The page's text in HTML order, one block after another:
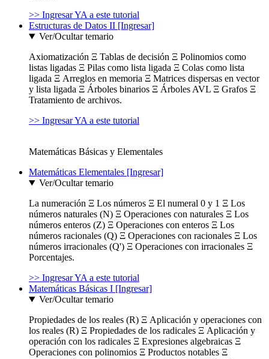
>> Ingresar YA a este tutorial
Estructuras de Datos II [Ingresar]
Ver/Ocultar temario
Axiomatización Ξ Tablas de decisión Ξ Polinomios como
listas ligadas Ξ Pilas como lista ligada Ξ Colas como lista
ligada Ξ Arreglos en memoria Ξ Matrices dispersas en vector
y lista ligada Ξ Árboles binarios Ξ Árboles AVL Ξ Grafos Ξ
Tratamiento de archivos.
>> Ingresar YA a este tutorial
Matemáticas Básicas y Elementales
Matemáticas Elementales [Ingresar]
Ver/Ocultar temario
La numeración Ξ Los números Ξ El numeral 0 y 1 Ξ Los
números naturales (N) Ξ Operaciones con naturales Ξ Los
números enteros (Z) Ξ Operaciones con enteros Ξ Los
números racionales (Q) Ξ Operaciones con racionales Ξ Los
números irracionales (Q') Ξ Operaciones con irracionales Ξ
Porcentajes.
>> Ingresar YA a este tutorial
Matemáticas Básicas I [Ingresar]
Ver/Ocultar temario
Propiedades de los reales (R) Ξ Aplicación y operaciones con
los reales (R) Ξ Propiedades de los radicales Ξ Aplicación y
operación con los radicales Ξ Expresiones algebraicas Ξ
Operaciones con polinomios Ξ Productos notables Ξ